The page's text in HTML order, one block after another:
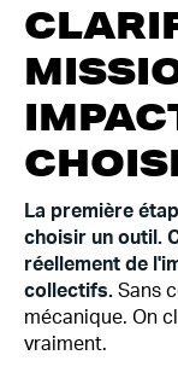
La première
choisir un outil.
réellement de
collectifs. Sans
mécanique. On
vraiment.